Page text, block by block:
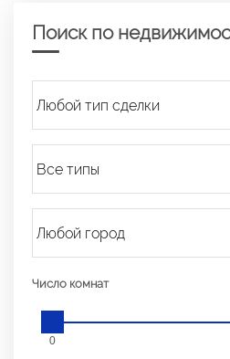
Поиск по
Число комнат
0